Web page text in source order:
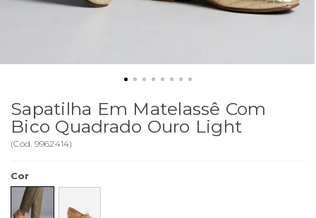
Sapatilha Em Matelassê Com
Bico Quadrado Ouro Light
(Cód. 9962414)
Cor